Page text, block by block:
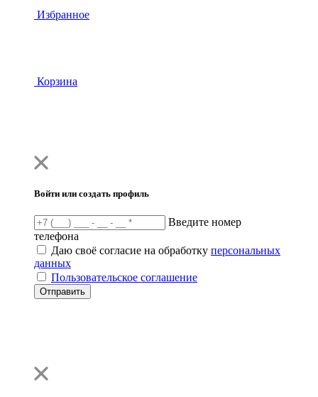
Избранное
Корзина
Войти или создать профиль
Введите номер
телефона
Даю своё согласие на обработку персональных
данных
Пользовательское соглашение
Отправить